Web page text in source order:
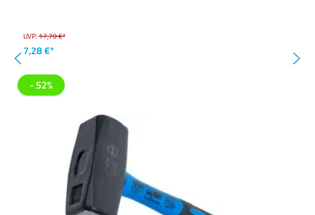
UVP:17,70 €*
7,28 €*
- 52%